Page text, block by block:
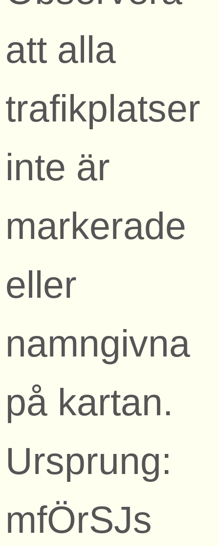
att alla
trafikplatser
inte är
markerade
eller
namngivna
på kartan.
Ursprung:
mfÖrSJs